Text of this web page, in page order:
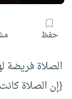
حفظ
الصلاة فريضة
{إن الصلاة